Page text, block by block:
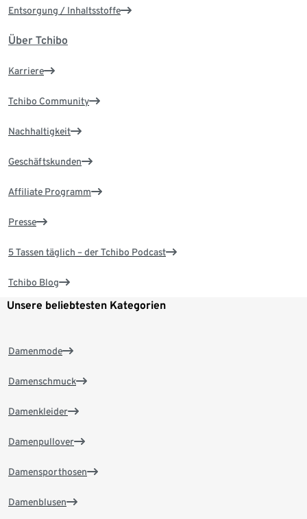
Entsorgung / Inhaltsstoffe
Über Tchibo
Karriere
Tchibo Community
Nachhaltigkeit
Geschäftskunden
Affiliate Programm
Presse
5 Tassen täglich – der Tchibo Podcast
Tchibo Blog
Unsere beliebtesten Kategorien
Damenmode
Damenschmuck
Damenkleider
Damenpullover
Damensporthosen
Damenblusen